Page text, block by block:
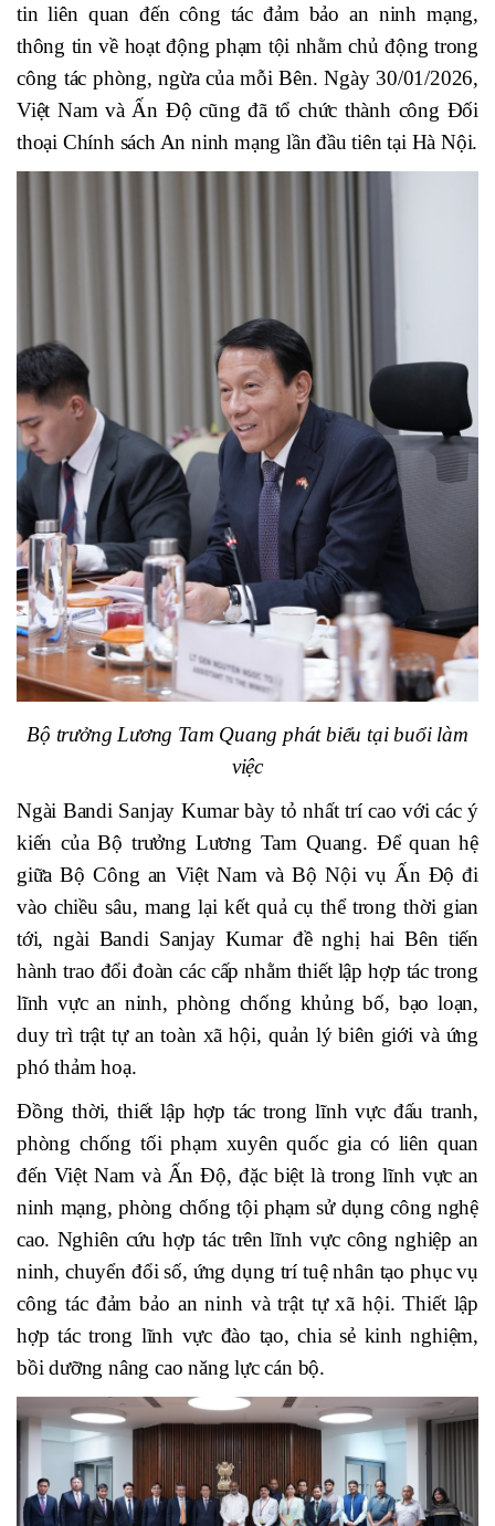
tin liên quan đến công tác đảm bảo an ninh mạng,
thông tin về hoạt động phạm tội nhằm chủ động trong
công tác phòng, ngừa của mỗi Bên. Ngày 30/01/2026,
Việt Nam và Ấn Độ cũng đã tổ chức thành công Đối
thoại Chính sách An ninh mạng lần đầu tiên tại Hà Nội.
Bộ trưởng Lương Tam Quang phát biểu tại buổi làm
việc
Ngài Bandi Sanjay Kumar bày tỏ nhất trí cao với các ý
kiến của Bộ trưởng Lương Tam Quang. Để quan hệ
giữa Bộ Công an Việt Nam và Bộ Nội vụ Ấn Độ đi
vào chiều sâu, mang lại kết quả cụ thể trong thời gian
tới, ngài Bandi Sanjay Kumar đề nghị hai Bên tiến
hành trao đổi đoàn các cấp nhằm thiết lập hợp tác trong
lĩnh vực an ninh, phòng chống khủng bố, bạo loạn,
duy trì trật tự an toàn xã hội, quản lý biên giới và ứng
phó thảm hoạ.
Đồng thời, thiết lập hợp tác trong lĩnh vực đấu tranh,
phòng chống tối phạm xuyên quốc gia có liên quan
đến Việt Nam và Ấn Độ, đặc biệt là trong lĩnh vực an
ninh mạng, phòng chống tội phạm sử dụng công nghệ
cao. Nghiên cứu hợp tác trên lĩnh vực công nghiệp an
ninh, chuyển đổi số, ứng dụng trí tuệ nhân tạo phục vụ
công tác đảm bảo an ninh và trật tự xã hội. Thiết lập
hợp tác trong lĩnh vực đào tạo, chia sẻ kinh nghiệm,
bồi dưỡng nâng cao năng lực cán bộ.